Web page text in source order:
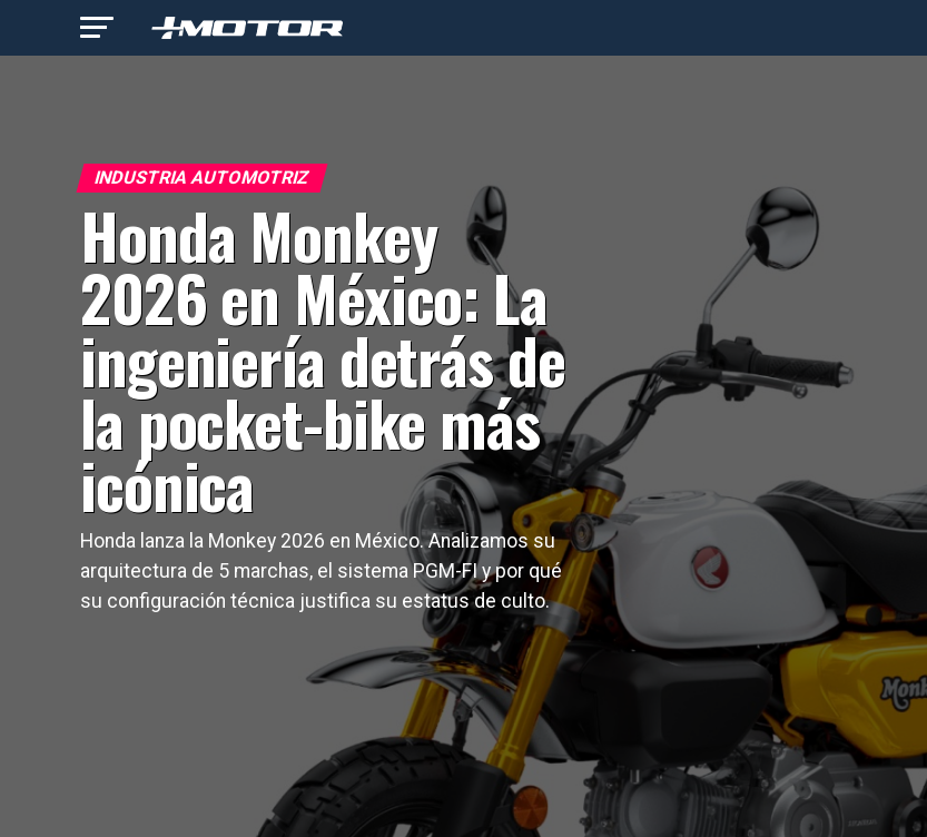
INDUSTRIA AUTOMOTRIZ
Honda Monkey
2026 en México: La
ingeniería detrás de
la pocket-bike más
icónica
Honda lanza la Monkey 2026 en México. Analizamos su
arquitectura de 5 marchas, el sistema PGM-FI y por qué
su configuración técnica justifica su estatus de culto.